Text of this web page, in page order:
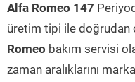
Alfa Romeo 147
üretim tipi ile doğrudan
Romeo bakım servisi
zaman aralıklarını